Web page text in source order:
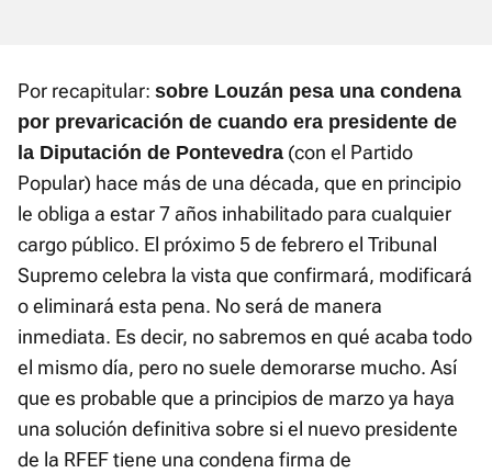
Por recapitular: sobre Louzán pesa una condena
por prevaricación de cuando era presidente de
la Diputación de Pontevedra (con el Partido
Popular) hace más de una década, que en principio
le obliga a estar 7 años inhabilitado para cualquier
cargo público. El próximo 5 de febrero el Tribunal
Supremo celebra la vista que confirmará, modificará
o eliminará esta pena. No será de manera
inmediata. Es decir, no sabremos en qué acaba todo
el mismo día, pero no suele demorarse mucho. Así
que es probable que a principios de marzo ya haya
una solución definitiva sobre si el nuevo presidente
de la RFEF tiene una condena firma de